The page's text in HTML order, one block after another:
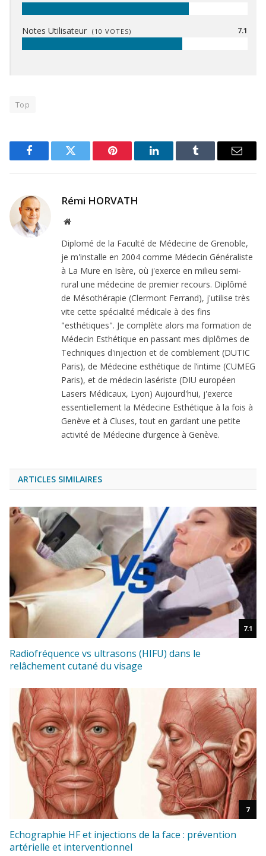
Notes Utilisateur (10 VOTES) 7.1
Top
FacebookTwitter Pinterest LinkedIn Tumblr Email
Rémi HORVATH
Site
Diplomé de la Faculté de Médecine de Grenoble,
je m'installe en 2004 comme Médecin Généraliste
à La Mure en Isère, où j'exerce en milieu semi-
rural une médecine de premier recours. Diplômé
de Mésothérapie (Clermont Ferrand), j'utilise très
vite cette spécialité médicale à des fins
"esthétiques". Je complète alors ma formation de
Médecin Esthétique en passant mes diplômes de
Techniques d'injection et de comblement (DUTIC
Paris), de Médecine esthétique de l’intime (CUMEG
Paris), et de médecin lasériste (DIU européen
Lasers Médicaux, Lyon) Aujourd'hui, j'exerce
essentiellement la Médecine Esthétique à la fois à
Genève et à Cluses, tout en gardant une petite
activité de Médecine d’urgence à Genève.
ARTICLES SIMILAIRES
7.1
Radiofréquence vs ultrasons (HIFU) dans le
relâchement cutané du visage
7
Echographie HF et injections de la face : prévention
artérielle et interventionnel